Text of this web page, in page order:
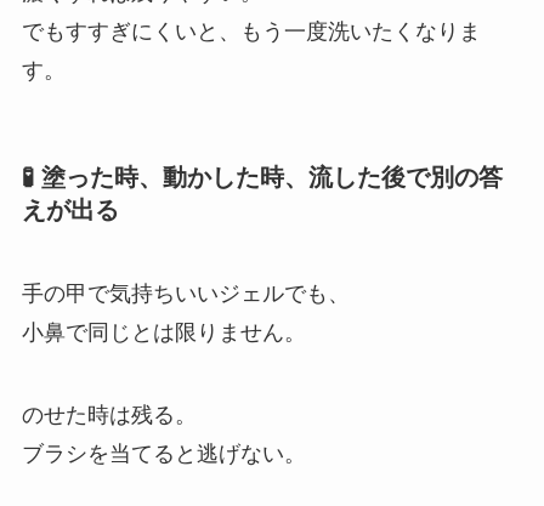
でもすすぎにくいと、もう一度洗いたくなりま
す。
🧪 塗った時、動かした時、流した後で別の答
えが出る
手の甲で気持ちいいジェルでも、
小鼻で同じとは限りません。
のせた時は残る。
ブラシを当てると逃げない。